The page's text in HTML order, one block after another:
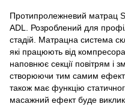
Протипролежневий матрац
ADL. Розроблений для
стадій. Матрацна система
які працюють від
наповнює секції повітрям і
створюючи тим самим
також має функцію
масажний ефект буде